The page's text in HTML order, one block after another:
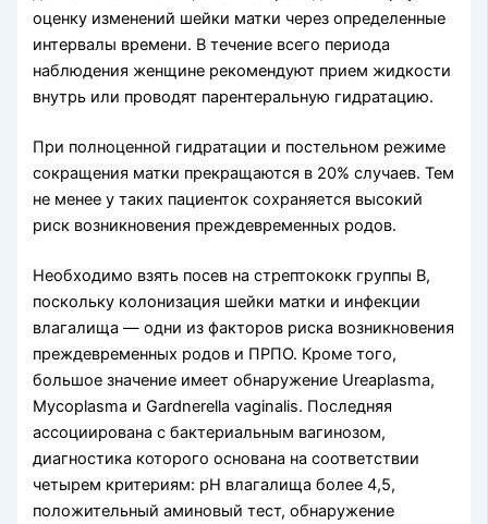
оценку изменений шейки матки через определенные
интервалы времени. В течение всего периода
наблюдения женщине рекомендуют прием жидкости
внутрь или проводят парентеральную гидратацию.
При полноценной гидратации и постельном режиме
сокращения матки прекращаются в 20% случаев. Тем
не менее у таких пациенток сохраняется высокий
риск возникновения преждевременных родов.
Необходимо взять посев на стрептококк группы B,
поскольку колонизация шейки матки и инфекции
влагалища — одни из факторов риска возникновения
преждевременных родов и ПРПО. Кроме того,
большое значение имеет обнаружение Ureaplasma,
Mycoplasma и Gardnerella vaginalis. Последняя
ассоциирована с бактериальным вагинозом,
диагностика которого основана на соответствии
четырем критериям: pH влагалища более 4,5,
положительный аминовый тест, обнаружение